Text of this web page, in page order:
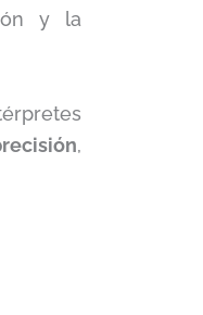
y la
,